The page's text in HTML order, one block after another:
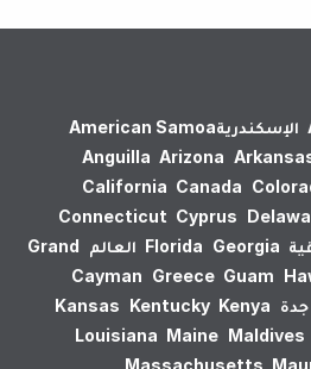
الإسكندرية‎American Samoa
Anguilla Arizona
California Canada
Connecticut Cyprus
Florida Georgia العالم
Grand
Cayman Greece Guam
جدة Kansas Kentucky Kenya
Louisiana Maine Maldives